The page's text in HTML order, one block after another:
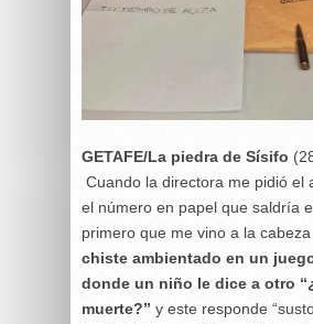
GETAFE/La piedra de Sísifo
Cuando la directora me pidió el
el número en papel que saldría
primero que me vino a la
chiste ambientado en un
donde un niño le dice a otro
muerte?” y este responde